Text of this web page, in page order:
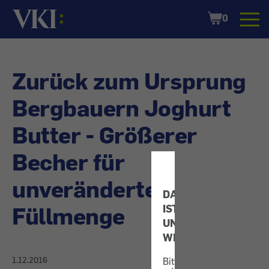
DATENSCHUTZ
IST
UNS
WICHTIG!
Bitte
Startseite
Shopping
Cart
0
Zurück zum Ursprung
Bergbauern Joghurt
Butter - Größerer
Becher für
unveränderte
Füllmenge
1.12.2016